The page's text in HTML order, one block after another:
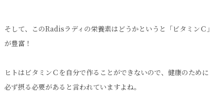
そして、このRadisラディの栄養素はどうかというと「ビタミンＣ」
が豊富！
ヒトはビタミンＣを自分で作ることができないので、健康のために
必ず摂る必要があると言われていますよね。